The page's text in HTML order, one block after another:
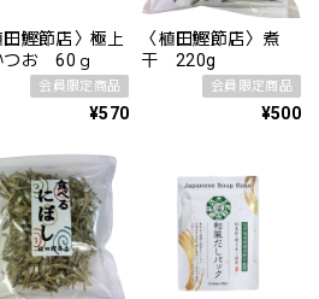
田鰹節店〉極上
つお 60ｇ
会員限定商品
¥570
〈植田鰹節店〉煮
干 220g
会員限定商品
¥500